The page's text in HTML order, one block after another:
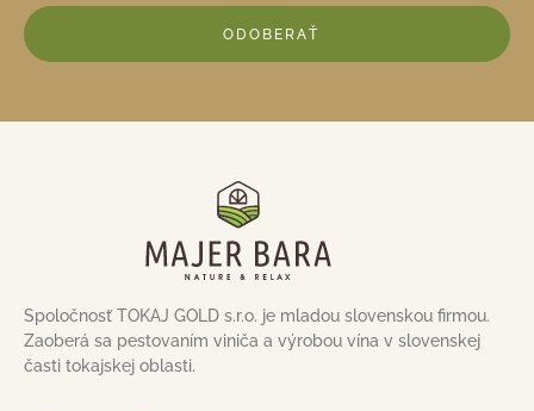
ODOBERAŤ
Spoločnosť TOKAJ GOLD s.r.o. je mladou slovenskou firmou.
Zaoberá sa pestovaním viniča a výrobou vína v slovenskej
časti tokajskej oblasti.